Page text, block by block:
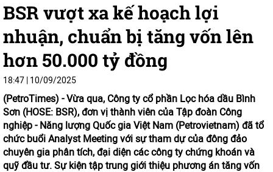
BSR vượt xa kế hoạch lợi
nhuận, chuẩn bị tăng vốn lên
hơn 50.000 tỷ đồng
18:47 | 10/09/2025
(PetroTimes) -Vừa qua, Công ty cổ phần Lọc hóa dầu Bình
Sơn (HOSE: BSR), đơn vị thành viên của Tập đoàn Công
nghiệp - Năng lượng Quốc gia Việt Nam (Petrovietnam) đã tổ
chức buổi Analyst Meeting với sự tham dự của đông đảo
chuyên gia phân tích, đại diện các công ty chứng khoán và
quỹ đầu tư. Sự kiện tập trung giới thiệu phương án tăng vốn